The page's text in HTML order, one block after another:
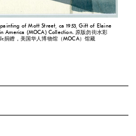
of Mott Street, ca 1953, Gift of Elaine
America (MOCA) Collection. 原版勿街水彩
捐赠，美国华人博物馆（MOCA）馆藏